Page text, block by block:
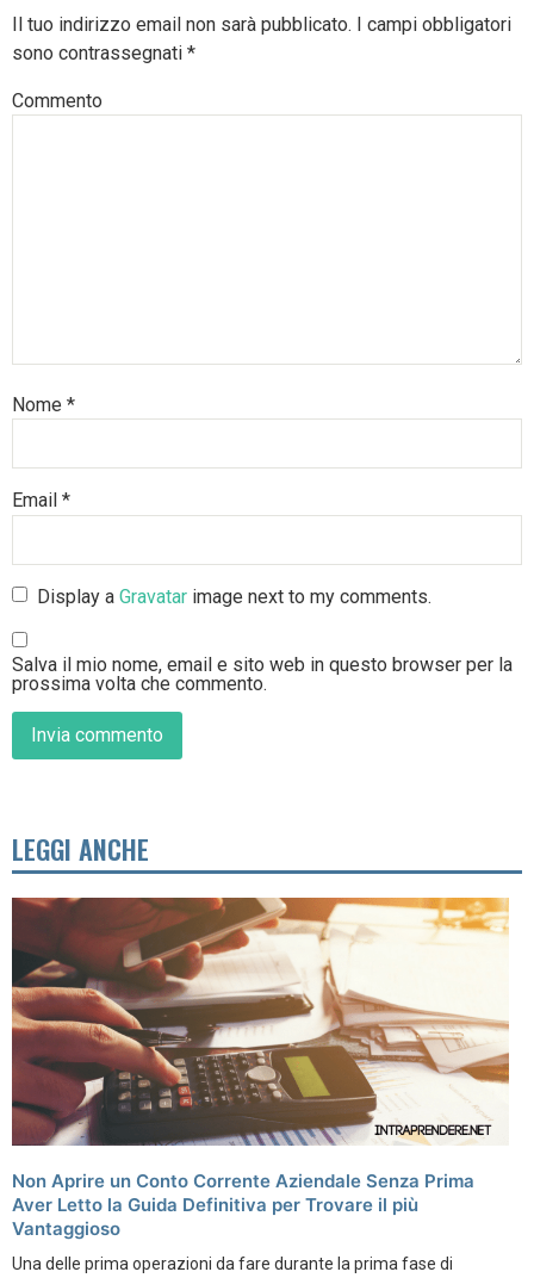
Il tuo indirizzo email non sarà pubblicato. I campi obbligatori
sono contrassegnati *
Commento
Nome *
Email *
Display aGravatar image next to my comments.
Salva il mio nome, email e sito web in questo browser per la
prossima volta che commento.
LEGGI ANCHE
Non Aprire un Conto Corrente Aziendale Senza Prima
Aver Letto la Guida Definitiva per Trovare il più
Vantaggioso
Una delle prima operazioni da fare durante la prima fase di